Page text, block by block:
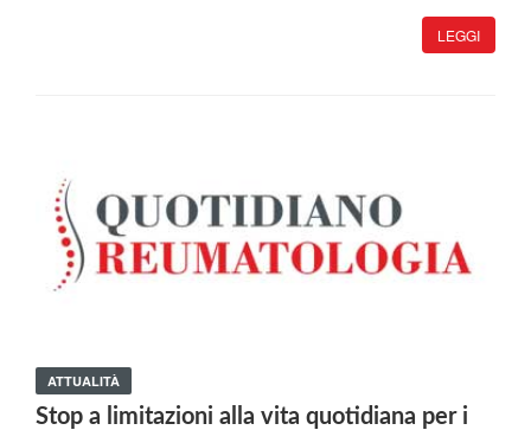
LEGGI
ATTUALITÀ
Stop a limitazioni alla vita quotidiana per i